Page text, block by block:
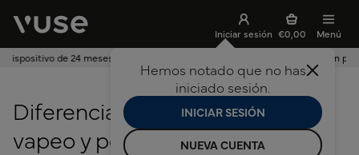
Iniciar sesión
Hemos notado que no has
iniciado sesión.
NUEVA CUENTA
INICIAR SESIÓN
€0,00 Menú
Envío gratuito en pedidos superiores a 19,99 €
Diferencia entre líquidos de
vapeo y pods